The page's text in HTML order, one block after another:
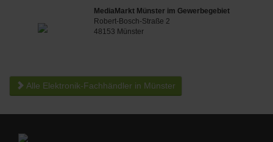
MediaMarkt Münster im Gewerbegebiet
Robert-Bosch-Straße 2
48153 Münster
Alle Elektronik-Fachhändler in Münster